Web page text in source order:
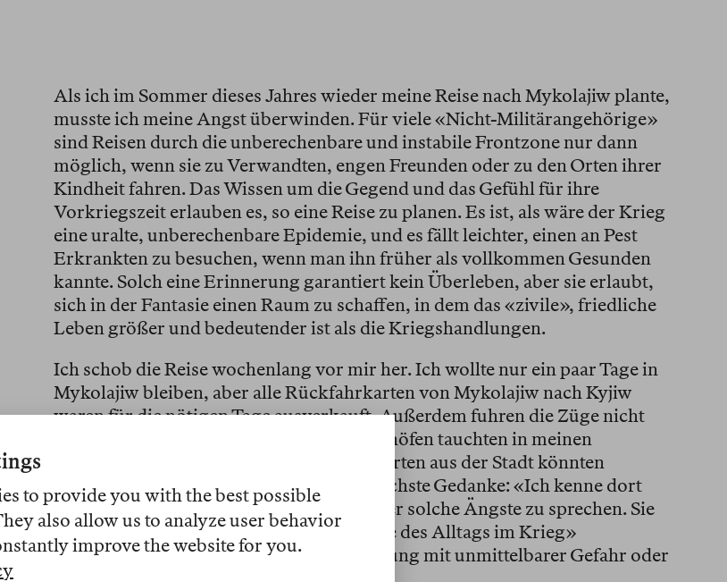
Als ich im Sommer dieses Jahres wieder meine Reise nach Mykolajiw plante,
musste ich meine Angst überwinden. Für viele «Nicht-Militärangehörige»
sind Reisen durch die unberechenbare und instabile Frontzone nur dann
möglich, wenn sie zu Verwandten, engen Freunden oder zu den Orten ihrer
Kindheit fahren. Das Wissen um die Gegend und das Gefühl für ihre
Vorkriegszeit erlauben es, so eine Reise zu planen. Es ist, als wäre der Krieg
eine uralte, unberechenbare Epidemie, und es fällt leichter, einen an Pest
Erkrankten zu besuchen, wenn man ihn früher als vollkommen Gesunden
kannte. Solch eine Erinnerung garantiert kein Überleben, aber sie erlaubt,
sich in der Fantasie einen Raum zu schaffen, in dem das «zivile», friedliche
Leben größer und bedeutender ist als die Kriegshandlungen.
Ich schob die Reise wochenlang vor mir her. Ich wollte nur ein paar Tage in
Mykolajiw bleiben, aber alle Rückfahrkarten von Mykolajiw nach Kyjiw
waren für die nötigen Tage ausverkauft. Außerdem fuhren die Züge nicht
jeden Tag. Bilder von beschossenen Bahnhöfen tauchten in meinen
Erinnerungen auf. Alle Ausgänge, Ausfahrten aus der Stadt könnten
jederzeit geschlossen werden. Und der nächste Gedanke: «Ich kenne dort
niemanden!» Es ist nicht üblich heute, über solche Ängste zu sprechen. Sie
scheinen über die «Regeln und Gebräuche des Alltags im Krieg»
hinauszugehen, wo Angst nur in Verbindung mit unmittelbarer Gefahr oder
to provide you with the best possible
also allow us to analyze user behavior
improve the website for you.